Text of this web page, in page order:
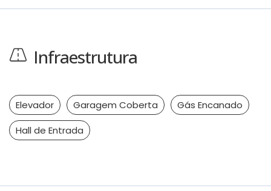
Infraestrutura
Elevador Garagem Coberta
Gás Encanado
Hall de Entrada